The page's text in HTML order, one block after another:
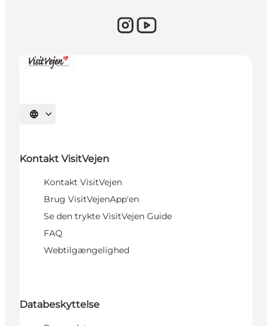
Sprache auswählen
Kontakt VisitVejen
Kontakt VisitVejen
Brug VisitVejenApp'en
Se den trykte VisitVejen Guide
FAQ
Webtilgængelighed
Databeskyttelse